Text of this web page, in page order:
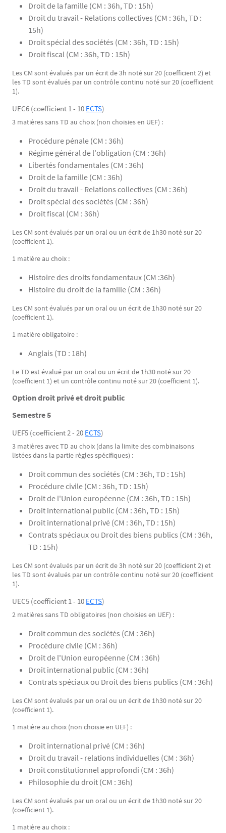
Droit de la famille (CM : 36h, TD : 15h)
Droit du travail - Relations collectives (CM : 36h, TD :
15h)
Droit spécial des sociétés (CM : 36h, TD : 15h)
Droit fiscal (CM : 36h, TD : 15h)
Les CM sont évalués par un écrit de 3h noté sur 20 (coefficient 2) et
les TD sont évalués par un contrôle continu noté sur 20 (coefficient
1).
UEC6 (coefficient 1 - 10 ECTS)
3 matières sans TD au choix (non choisies en UEF) :
Procédure pénale (CM : 36h)
Régime général de l'obligation (CM : 36h)
Libertés fondamentales (CM : 36h)
Droit de la famille (CM : 36h)
Droit du travail - Relations collectives (CM : 36h)
Droit spécial des sociétés (CM : 36h)
Droit fiscal (CM : 36h)
Les CM sont évalués par un oral ou un écrit de 1h30 noté sur 20
(coefficient 1).
1 matière au choix :
Histoire des droits fondamentaux (CM :36h)
Histoire du droit de la famille (CM : 36h)
Les CM sont évalués par un oral ou un écrit de 1h30 noté sur 20
(coefficient 1).
1 matière obligatoire :
Anglais (TD : 18h)
Le TD est évalué par un oral ou un écrit de 1h30 noté sur 20
(coefficient 1) et un contrôle continu noté sur 20 (coefficient 1).
Option droit privé et droit public
Semestre 5
UEF5 (coefficient 2 - 20 ECTS)
3 matières avec TD au choix (dans la limite des combinaisons
listées dans la partie règles spécifiques) :
Droit commun des sociétés (CM : 36h, TD : 15h)
Procédure civile (CM : 36h, TD : 15h)
Droit de l'Union européenne (CM : 36h, TD : 15h)
Droit international public (CM : 36h, TD : 15h)
Droit international privé (CM : 36h, TD : 15h)
Contrats spéciaux ou Droit des biens publics (CM : 36h,
TD : 15h)
Les CM sont évalués par un écrit de 3h noté sur 20 (coefficient 2) et
les TD sont évalués par un contrôle continu noté sur 20 (coefficient
1).
UEC5 (coefficient 1 - 10 ECTS)
2 matières sans TD obligatoires (non choisies en UEF) :
Droit commun des sociétés (CM : 36h)
Procédure civile (CM : 36h)
Droit de l'Union européenne (CM : 36h)
Droit international public (CM : 36h)
Contrats spéciaux ou Droit des biens publics (CM : 36h)
Les CM sont évalués par un oral ou un écrit de 1h30 noté sur 20
(coefficient 1).
1 matière au choix (non choisie en UEF) :
Droit international privé (CM : 36h)
Droit du travail - relations individuelles (CM : 36h)
Droit constitutionnel approfondi (CM : 36h)
Philosophie du droit (CM : 36h)
Les CM sont évalués par un oral ou un écrit de 1h30 noté sur 20
(coefficient 1).
1 matière au choix :